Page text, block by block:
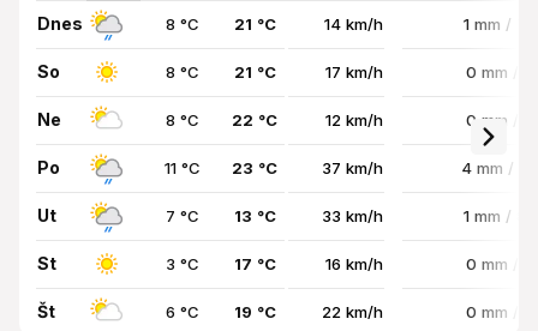
Dnes 8 °C 21 °C 14 km/h 1 mm /
So 8 °C 21 °C 17 km/h 0 mm /
Ne 8 °C 22 °C 12 km/h 0 mm /
Po 11 °C 23 °C 37 km/h 4 mm /
Ut 7 °C 13 °C 33 km/h 1 mm /
St 3 °C 17 °C 16 km/h 0 mm /
Št 6 °C 19 °C 22 km/h 0 mm /